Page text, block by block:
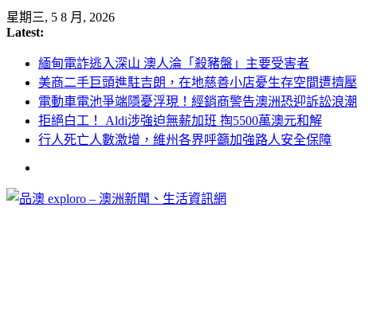
Skip
to
content
星期三, 5 8 月, 2026
Latest:
緬甸電詐逃入深山 澳人淪「殺豬盤」主要受害者
美商二手巨頭進駐吉朗，在地慈善小店憂生存空間遭擠壓
電動車電池爭端隱憂浮現！經銷商警告澳洲恐迎訴訟浪潮
拒絕白工！ Aldi涉強迫無薪加班 掏5500萬澳元和解
行人死亡人數激增，維州各界呼籲加強路人安全保障